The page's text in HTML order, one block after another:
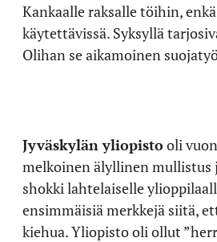
Kankaalle raksalle töihin,
käytettävissä. Syksyllä
Olihan se aikamoinen
Jyväskylän yliopistooli
melkoinen älyllinen mullistus
shokki lahtelaiselle
ensimmäisiä merkkejä siitä,
kiehua. Yliopisto oli ollut